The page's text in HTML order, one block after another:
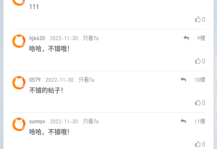
111
0
hjk620 2022-11-30 只看Ta 9楼
哈哈，不错哦！
0
0579 2022-11-30 只看Ta 10楼
不错的帖子！
0
sunnyv 2022-11-30 只看Ta 11楼
哈哈，不错哦！
0